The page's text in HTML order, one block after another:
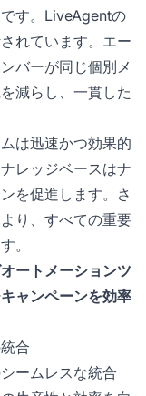
す。LiveAgentの
れています。エー
バーが同じ個別メ
減らし、一貫した
は迅速かつ効果的
レッジベースはナ
を促進します。さ
り、すべての重要
。
ートメーションツ
ャンペーンを効率
合
ームレスな統合